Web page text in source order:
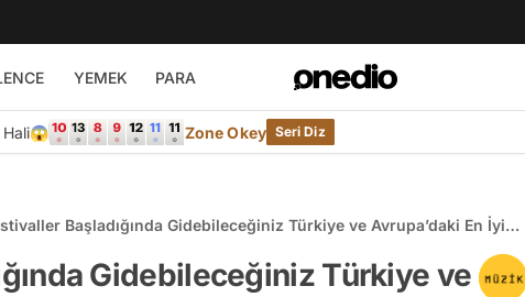
YEMEK PARA
Zone Okey Seri Diz
Başladığında Gidebileceğiniz Türkiye ve Avrupa’daki En İyi
Gidebileceğiniz Türkiye ve